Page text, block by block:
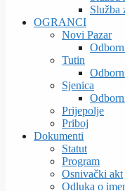
Služba
OGRANCI
Novi Pazar
Tutin
Sjenica
Prijepolje
Priboj
Dokumenti
Statut
Program
Osnivački akt
Odluka o